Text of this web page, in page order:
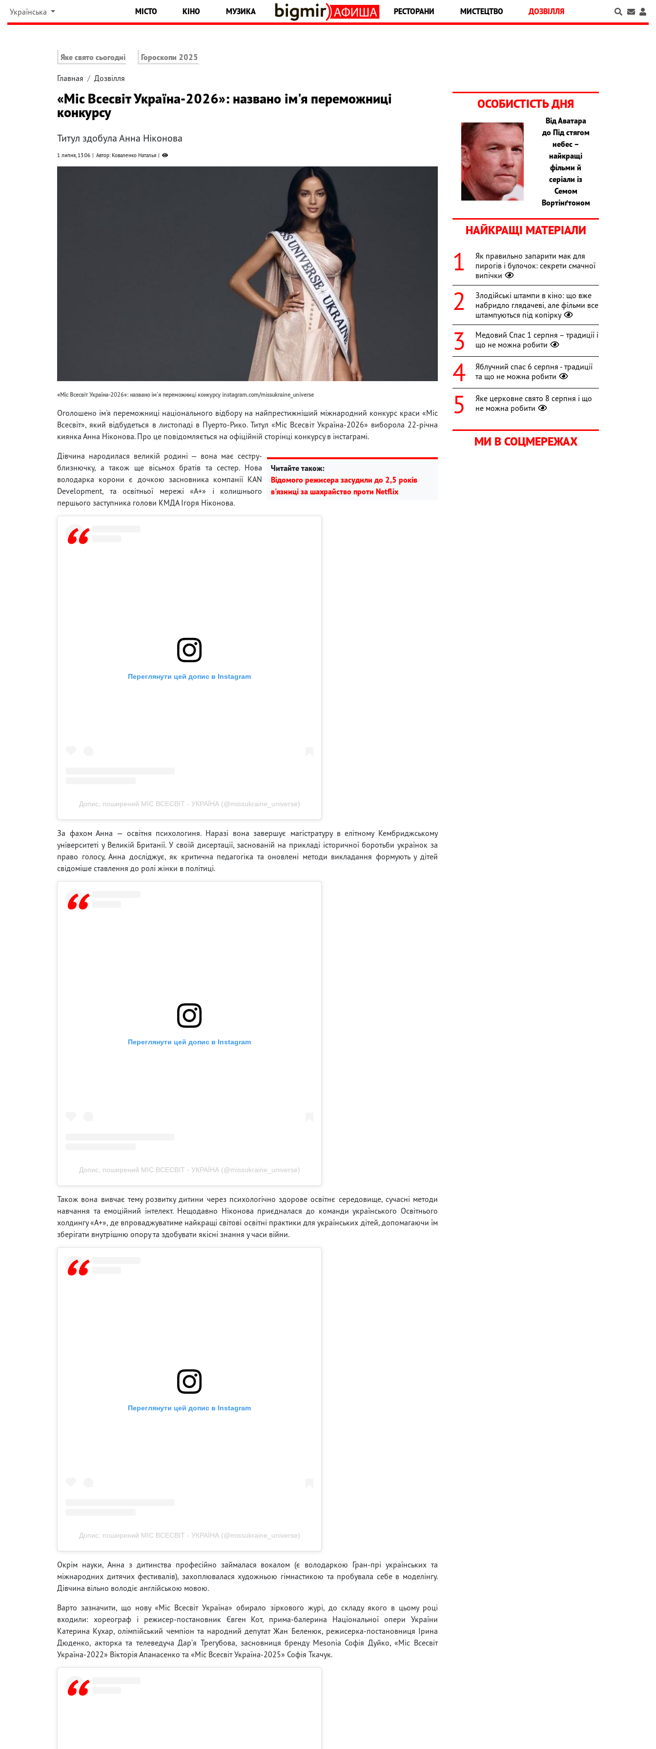
Українська МІСТО КІНО МУЗИКА РЕСТОРАНИ МИСТЕЦТВО ДОЗВІЛЛЯ
Яке свято сьогодні Гороскопи 2025
Главная Дозвілля
«Міс Всесвіт Україна-2026»: названо ім'я переможниці
конкурсу
Титул здобула Анна Ніконова
1 липня, 13:06 Автор: Коваленко Наталья
«Міс Всесвіт Україна-2026»: названо ім'я переможниці конкурсу instagram.com/missukraine_universe
Оголошено ім'я переможниці національного відбору на найпрестижніший міжнародний конкурс краси «Міс
Всесвіт», який відбудеться в листопаді в Пуерто-Рико. Титул «Міс Всесвіт Україна-2026» виборола 22-річна
киянка Анна Ніконова. Про це повідомляється на офіційній сторінці конкурсу в інстаграмі.
Читайте також:
Відомого режисера засудили до 2,5 років
в'язниці за шахрайство проти Netflix
Дівчина народилася великій родині — вона має сестру-
близнючку, а також ще вісьмох братів та сестер. Нова
володарка корони є дочкою засновника компанії KAN
Development, та освітньої мережі «А+» і колишнього
першього заступника голови КМДА Ігоря Ніконова.
Переглянути цей допис в Instagram
Допис, поширений МІС ВСЕСВІТ - УКРАЇНА (@missukraine_universe)
За фахом Анна — освітня психологиня. Наразі вона завершує магістратуру в елітному Кембриджському
університеті у Великій Британії. У своїй дисертації, заснованій на прикладі історичної боротьби українок за
право голосу, Анна досліджує, як критична педагогіка та оновлені методи викладання формують у дітей
свідоміше ставлення до ролі жінки в політиці.
Переглянути цей допис в Instagram
Допис, поширений МІС ВСЕСВІТ - УКРАЇНА (@missukraine_universe)
Також вона вивчає тему розвитку дитини через психологічно здорове освітнє середовище, сучасні методи
навчання та емоційний інтелект. Нещодавно Ніконова приєдналася до команди українського Освітнього
холдингу «А+», де впроваджуватиме найкращі світові освітні практики для українських дітей, допомагаючи їм
зберігати внутрішню опору та здобувати якісні знання у часи війни.
Переглянути цей допис в Instagram
Допис, поширений МІС ВСЕСВІТ - УКРАЇНА (@missukraine_universe)
Окрім науки, Анна з дитинства професійно займалася вокалом (є володаркою Гран-прі українських та
міжнародних дитячих фестивалів), захоплювалася художньою гімнастикою та пробувала себе в моделінгу.
Дівчина вільно володіє англійською мовою.
Варто зазначити, що нову «Міс Всесвіт Україна» обирало зіркового журі, до складу якого в цьому році
входили: хореограф і режисер-постановник Євген Кот, прима-балерина Національної опери України
Катерина Кухар, олімпійський чемпіон та народний депутат Жан Беленюк, режисерка-постановниця Ірина
Дюденко, акторка та телеведуча Дарʼя Трегубова, засновниця бренду Mesonia Софія Дуйко, «Міс Всесвіт
Україна-2022» Вікторія Апанасенко та «Міс Всесвіт Україна-2025» Софія Ткачук.
ОСОБИСТІСТЬ ДНЯ
Від Аватара
до Під стягом
небес –
найкращі
фільми й
серіали із
Семом
Вортінґтоном
НАЙКРАЩІ МАТЕРІАЛИ
Як правильно запарити мак для
пирогів і булочок: секрети смачної
випічки
Злодійські штампи в кіно: що вже
набридло глядачеві, але фільми все
штампуються під копірку
Медовий Спас 1 серпня – традиції і
що не можна робити
Яблучний спас 6 серпня - традиції
та що не можна робити
Яке церковне свято 8 серпня і що
не можна робити
МИ В СОЦМЕРЕЖАХ